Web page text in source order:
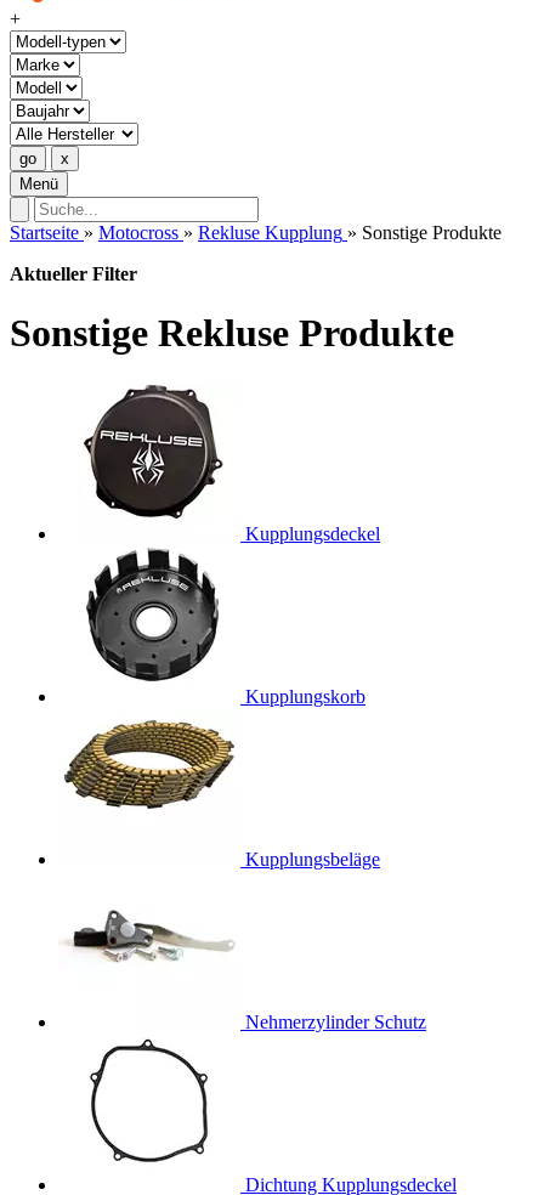
+
Menü
Startseite » Motocross » Rekluse Kupplung » Sonstige Produkte
Aktueller Filter
Sonstige Rekluse Produkte
Kupplungsdeckel
Kupplungskorb
Kupplungsbeläge
Nehmerzylinder Schutz
Dichtung Kupplungsdeckel